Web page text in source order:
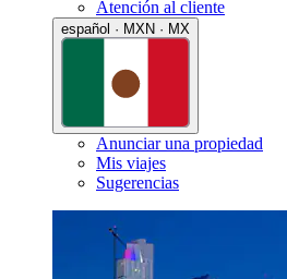
Atención al cliente
español · MXN · MX
Anunciar una propiedad
Mis viajes
Sugerencias